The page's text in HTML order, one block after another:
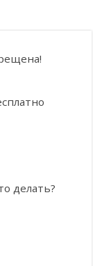
делать?